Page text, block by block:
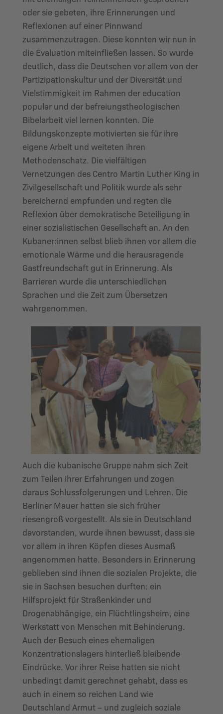
oder sie gebeten, ihre Erinnerungen und
Reflexionen auf einer Pinnwand
zusammenzutragen. Diese konnten wir nun in
die Evaluation miteinfließen lassen. So wurde
deutlich, dass die Deutschen vor allem von der
Partizipationskultur und der Diversität und
Vielstimmigkeit im Rahmen der education
popular und der befreiungstheologischen
Bibelarbeit viel lernen konnten. Die
Bildungskonzepte motivierten sie für ihre
eigene Arbeit und weiteten ihren
Methodenschatz. Die vielfältigen
Vernetzungen des Centro Martin Luther King in
Zivilgesellschaft und Politik wurde als sehr
bereichernd empfunden und regten die
Reflexion über demokratische Beteiligung in
einer sozialistischen Gesellschaft an. An den
Kubaner:innen selbst blieb ihnen vor allem die
emotionale Wärme und die herausragende
Gastfreundschaft gut in Erinnerung. Als
Barrieren wurde die unterschiedlichen
Sprachen und die Zeit zum Übersetzen
wahrgenommen.
Auch die kubanische Gruppe nahm sich Zeit
zum Teilen ihrer Erfahrungen und zogen
daraus Schlussfolgerungen und Lehren. Die
Berliner Mauer hatten sie sich früher
riesengroß vorgestellt. Als sie in Deutschland
davorstanden, wurde ihnen bewusst, dass sie
vor allem in ihren Köpfen dieses Ausmaß
angenommen hatte. Besonders in Erinnerung
geblieben sind ihnen die sozialen Projekte, die
sie in Sachsen besuchen durften: ein
Hilfsprojekt für Straßenkinder und
Drogenabhängige, ein Flüchtlingsheim, eine
Werkstatt von Menschen mit Behinderung.
Auch der Besuch eines ehemaligen
Konzentrationslagers hinterließ bleibende
Eindrücke. Vor ihrer Reise hatten sie nicht
unbedingt damit gerechnet gehabt, dass es
auch in einem so reichen Land wie
Deutschland Armut – und zugleich soziale